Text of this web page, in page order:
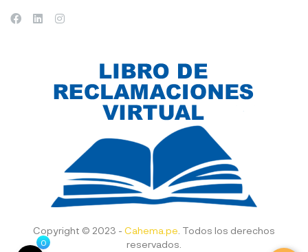
Copyright © 2023 - Cahema.pe . Todos los derechos
reservados.
0